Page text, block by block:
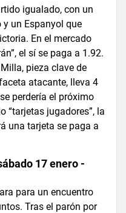
igualado, con un
y un Espanyol que
En el mercado
el sí se paga a 1.92.
Milla, pieza clave de
atacante, lleva 4
perdería el próximo
“tarjetas jugadores”, la
una tarjeta se paga a
17 enero -
para un encuentro
Tras el parón por